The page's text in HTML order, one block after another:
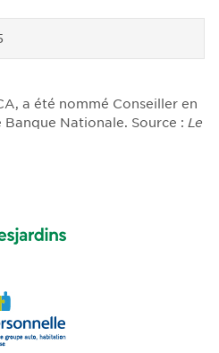
a été nommé Conseiller en
Nationale. Source : Le